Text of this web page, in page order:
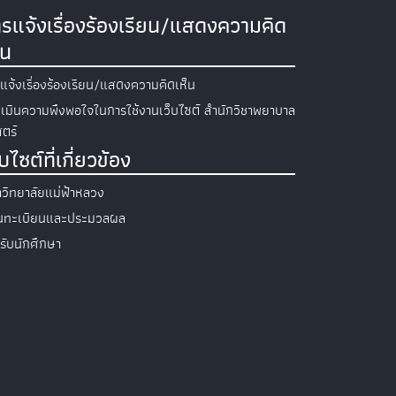
แจ้งเรื่องร้องเรียน/แสดงความคิด
จ้งเรื่องร้องเรียน/แสดงความคิดเห็น
มินความพึงพอใจในการใช้งานเว็บไซต์ สำนักวิชาพยาบาล
ร์
ไซต์ที่เกี่ยวข้อง
ทยาลัยแม่ฟ้าหลวง
ะเบียนและประมวลผล
บนักศึกษา